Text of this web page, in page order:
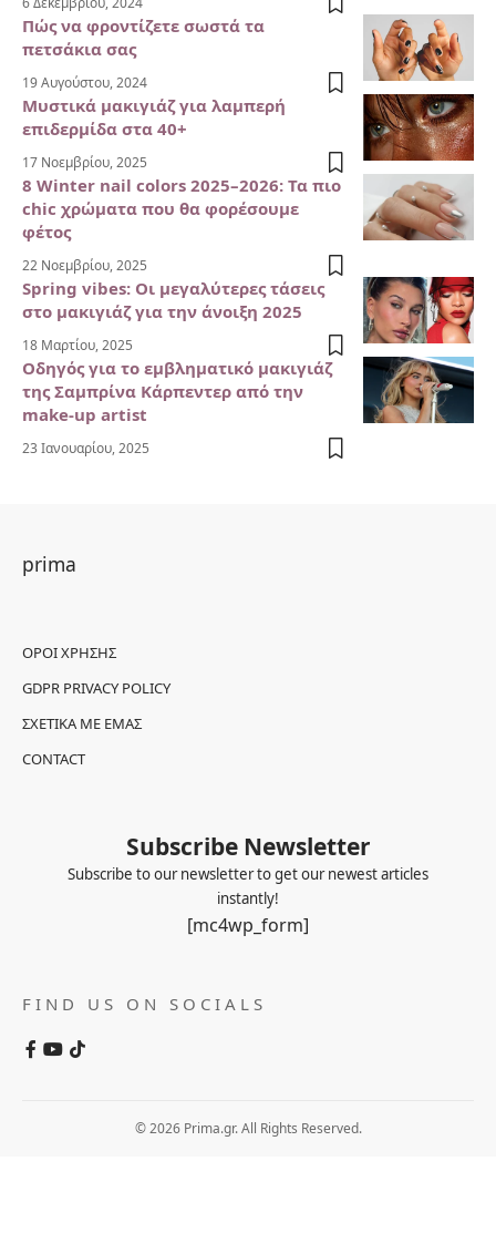
Πώς να φροντίζετε σωστά τα
πετσάκια σας
19 Αυγούστου, 2024
Μυστικά μακιγιάζ για λαμπερή
επιδερμίδα στα 40+
17 Νοεμβρίου, 2025
8 Winter nail colors 2025–2026: Τα πιο
chic χρώματα που θα φορέσουμε
φέτος
22 Νοεμβρίου, 2025
Spring vibes: Οι μεγαλύτερες τάσεις
στο μακιγιάζ για την άνοιξη 2025
18 Μαρτίου, 2025
Οδηγός για το εμβληματικό μακιγιάζ
της Σαμπρίνα Κάρπεντερ από την
make-up artist
23 Ιανουαρίου, 2025
prima
ΌΡΟΙ ΧΡΉΣΗΣ
GDPR PRIVACY POLICY
ΣΧΕΤΙΚΆ ΜΕ ΕΜΆΣ
CONTACT
Subscribe Newsletter
Subscribe to our newsletter to get our newest articles
instantly!
[mc4wp_form]
FIND US ON SOCIALS
© 2026 Prima.gr. All Rights Reserved.